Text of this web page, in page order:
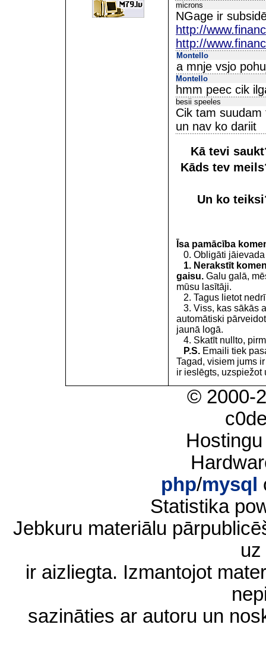
microns
NGage ir
http://
http://
Montello
a mnje vsjo
Montello
hmm peec cik
besii speeles
Cik tam
un nav ko dariit
Kā tevi
Kāds tev
Un ko
Īsa pamācība
0. Obligāti jāievada
1. Nerakstīt
gaisu. Galu galā,
mūsu lasītāji.
2. Tagus lietot
3. Viss, kas sākās
automātiski
jaunā logā.
4. Skatīt nullto,
P.S. Emaili tiek
Tagad, visiem jums
ir ieslēgts, uzspiežot
© 2000-
php/mysql
Statistika
Jebkuru materiālu
ir aizliegta. Izmantojot
sazināties ar autoru un